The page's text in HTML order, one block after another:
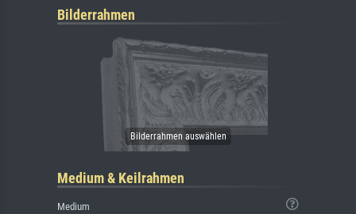
Bilderrahmen
Medium & Keilrahmen
Medium